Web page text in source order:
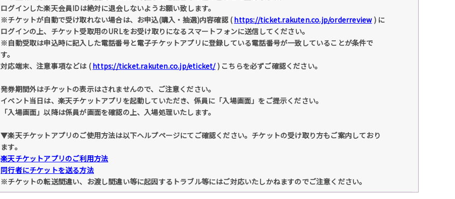
ログインした楽天会員IDは絶対に退会しないようお願い致します。
※チケットが自動で受け取れない場合は、お申込(購入・抽選)内容確認 (https://ticket.rakuten.co.jp/orderreview) に
ログインの上、チケット受取用のURLをお受け取りになるスマートフォンに送信してください。
※自動受取は申込時に記入した電話番号と電子チケットアプリに登録している電話番号が一致していることが条件で
す。
対応端末、注意事項などは (https://ticket.rakuten.co.jp/eticket/) こちらを必ずご確認ください。
発券期間外はチケットの表示はされませんので、ご注意ください。
イベント当日は、楽天チケットアプリを起動していただき、係員に「入場画面」をご提示ください。
「入場画面」以降は係員が画面を確認の上、入場処理いたします。
▼楽天チケットアプリのご使用方法は以下ヘルプページにてご確認ください。チケットの受け取り方もご案内しており
ます。
楽天チケットアプリのご利用方法
同行者にチケットを送る方法
※チケットの転送間違い、お渡し間違い等に起因するトラブル等にはご対応いたしかねますのでご注意ください。